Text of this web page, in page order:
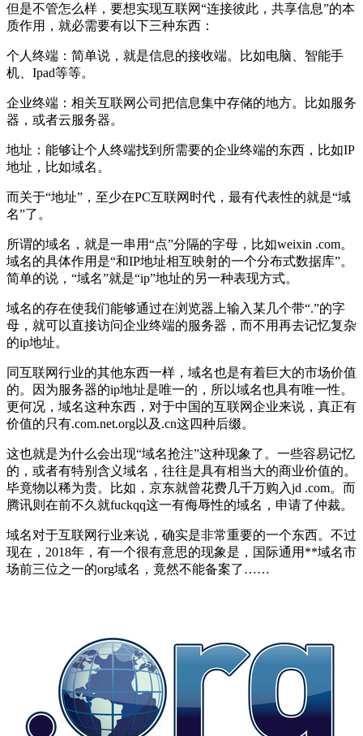
但是不管怎么样，要想实现互联网“连接彼此，共享信息”的本
质作用，就必需要有以下三种东西：
个人终端：简单说，就是信息的接收端。比如电脑、智能手
机、Ipad等等。
企业终端：相关互联网公司把信息集中存储的地方。比如服务
器，或者云服务器。
地址：能够让个人终端找到所需要的企业终端的东西，比如IP
地址，比如域名。
而关于“地址”，至少在PC互联网时代，最有代表性的就是“域
名”了。
所谓的域名，就是一串用“点”分隔的字母，比如weixin .com。
域名的具体作用是“和IP地址相互映射的一个分布式数据库”。
简单的说，“域名”就是“ip”地址的另一种表现方式。
域名的存在使我们能够通过在浏览器上输入某几个带“.”的字
母，就可以直接访问企业终端的服务器，而不用再去记忆复杂
的ip地址。
同互联网行业的其他东西一样，域名也是有着巨大的市场价值
的。因为服务器的ip地址是唯一的，所以域名也具有唯一性。
更何况，域名这种东西，对于中国的互联网企业来说，真正有
价值的只有.com.net.org以及.cn这四种后缀。
这也就是为什么会出现“域名抢注”这种现象了。一些容易记忆
的，或者有特别含义域名，往往是具有相当大的商业价值的。
毕竟物以稀为贵。比如，京东就曾花费几千万购入jd .com。而
腾讯则在前不久就fuckqq这一有侮辱性的域名，申请了仲裁。
域名对于互联网行业来说，确实是非常重要的一个东西。不过
现在，2018年，有一个很有意思的现象是，国际通用**域名市
场前三位之一的org域名，竟然不能备案了……